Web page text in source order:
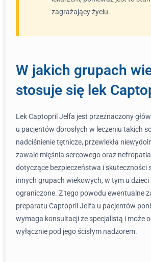
zagrażający życiu.
W jakich grupach
stosuje się lek
Lek Captopril Jelfa jest przeznaczony
u pacjentów dorosłych w leczeniu takich
nadciśnienie tętnicze, przewlekła
zawale mięśnia sercowego oraz
dotyczące bezpieczeństwa i skuteczności
innych grupach wiekowych, w tym u dzieci
ograniczone. Z tego powodu ewentualne
preparatu Captopril Jelfa u pacjentów
wymaga konsultacji ze specjalistą i może
wyłącznie pod jego ścisłym nadzorem.